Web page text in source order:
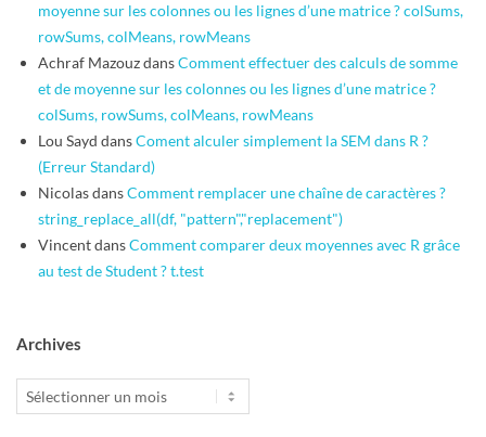
moyenne sur les colonnes ou les lignes d’une matrice ? colSums,
rowSums, colMeans, rowMeans
Achraf MazouzdansComment effectuer des calculs de somme
et de moyenne sur les colonnes ou les lignes d’une matrice ?
colSums, rowSums, colMeans, rowMeans
Lou Sayd dansComent alculer simplement la SEM dans R ?
(Erreur Standard)
NicolasdansComment remplacer une chaîne de caractères ?
string_replace_all(df, "pattern","replacement")
VincentdansComment comparer deux moyennes avec R grâce
au test de Student ? t.test
Archives
Archives